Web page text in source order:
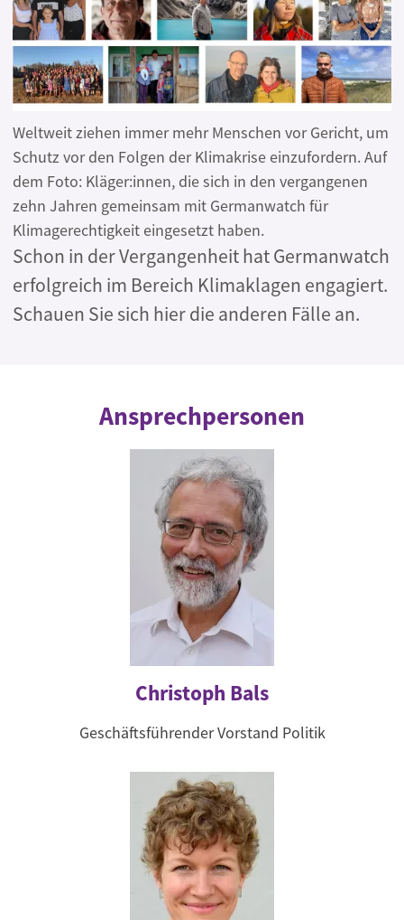
Weltweit ziehen immer mehr Menschen vor Gericht, um
Schutz vor den Folgen der Klimakrise einzufordern. Auf
dem Foto: Kläger:innen, die sich in den vergangenen
zehn Jahren gemeinsam mit Germanwatch für
Klimagerechtigkeit eingesetzt haben.
Schon in der Vergangenheit hat Germanwatch
erfolgreich im Bereich Klimaklagen engagiert.
Schauen Sie sich hier die anderen Fälle an.
Ansprechpersonen
Christoph Bals
Geschäftsführender Vorstand Politik